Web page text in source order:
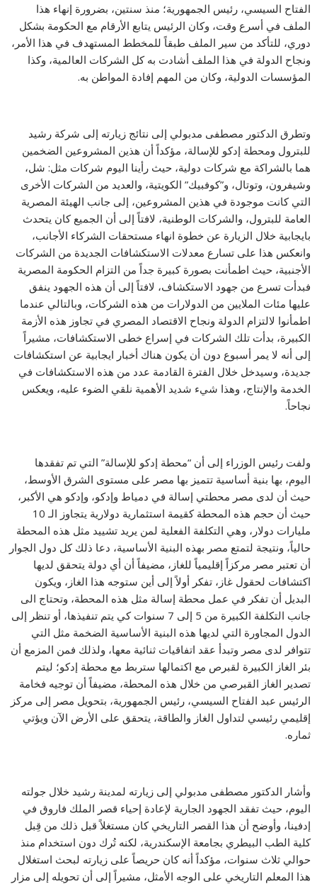
الفتاح السيسي، رئيس الجمهورية؛ منذ سنتين، بضرورة إنهاء هذا
الملف في أسرع وقت، وكان الرئيس يتابع الأرقام مع الحكومة بشكل
دوري، للتأكد من سير الملف طبقاً للمخطط المستهدف في هذا الأمر،
ونجاح الدولة في هذا الملف أشادت به كل الشركات العالمية، وكذا
المؤسسات الدولية، وكان من المهم إفادة المواطن به.
وتطرق الدكتور مصطفى مدبولي إلى نتائج زيارته إلى شركة رشيد
للبترول ومحطة إدكو للإسالة، مؤكداً أن هذين المشروعين الضخمين
هما بالشراكة مع شركات دولية، حيث رأينا اليوم شركات مثل: شل،
وشيفرون، وتوتال، و”كوفبيك” الكويتية، والعديد من الشركات الأخرى
التي كانت موجودة في هذين المشروعين، إلى جانب الهيئة المصرية
العامة للبترول، والشركات الوطنية، لافتاً إلى أن الجميع كان يتحدث
بايجابية خلال الزيارة عن خطوة انهاء مستحقات الشركاء الأجانب،
وانعكس هذا على تسارع معدلات الاستكشافات الجديدة من الشركات
الأجنبية، حيث اطمأنت بصورة كبيرة جداً من التزام الحكومة المصرية
فبدأت تسرع من جهود الاستكشاف، لافتاً إلى أن هذه الجهود ينفق
عليها مئات الملايين من الدولارات من هذه الشركات، وبالتالي عندما
اطمأنوا لالتزام الدولة ونجاح الاقتصاد المصري في تجاوز هذه الأزمة
الكبيرة، بدأت تلك الشركات في إسراع خطى الاستكشافات، مشيراً
إلى أنه لا يمر أسبوع دون أن يكون هناك أخبار ايجابية عن استكشافات
جديدة، وسيدخل خلال الفترة القادمة عدد من هذه الاستكشافات في
الخدمة والإنتاج، وهذا شيء شديد الأهمية نلقي الضوء عليه، ويعكس
نجاحاً.
ولفت رئيس الوزراء إلى أن “محطة إدكو للإسالة” التي تم تفقدها
اليوم، بها بنية أساسية تتميز بها مصر على مستوى الشرق الأوسط،
حيث أن لدى مصر محطتي إسالة في دمياط وإدكو، وإدكو هي الأكبر،
حيث أن حجم هذه المحطة كقيمة استثمارية دولارية يتجاوز الـ 10
مليارات دولار، وهي التكلفة الفعلية لمن يريد تشييد مثل هذه المحطة
حالياً، ونتيجة لتمتع مصر بهذه البنية الأساسية، دعا ذلك كل دول الجوار
أن تعتبر مصر مركزاً إقليمياً للغاز، مضيفاً أن أي دولة يتحقق لديها
اكتشافات لحقول غاز، تفكر أولاً إلى أين ستوجه هذا الغاز، ويكون
البديل أن تفكر في عمل محطة إسالة مثل هذه المحطة، وتحتاج الى
جانب التكلفة الكبيرة من 5 إلى 7 سنوات كي يتم تنفيذها، أو تنظر إلى
الدول المجاورة التي لديها هذه البنية الأساسية الضخمة مثل التي
تتوافر لدى مصر وتبدأ عقد اتفاقيات ثنائية معها، ولذلك فمن المزمع أن
بئر الغاز الكبيرة لقبرص مع اكتمالها ستربط مع محطة إدكو؛ ليتم
تصدير الغاز القبرصي من خلال هذه المحطة، مضيفاً أن توجيه فخامة
الرئيس عبد الفتاح السيسي، رئيس الجمهورية، بتحويل مصر إلى مركز
إقليمي رئيسي لتداول الغاز والطاقة، يتحقق على الأرض الآن ويؤتي
ثماره.
وأشار الدكتور مصطفى مدبولي إلى زيارته لمدينة رشيد خلال جولته
اليوم، حيث تفقد الجهود الجارية لإعادة إحياء قصر الملك فاروق في
إدفينا، وأوضح أن هذا القصر التاريخي كان مستغلاً قبل ذلك من قِبل
كلية الطب البيطري بجامعة الإسكندرية، لكنه تُرك دون استخدام منذ
حوالي ثلاث سنوات، مؤكداً أنه كان حريصاً على زيارته لبحث استغلال
هذا المعلم التاريخي على الوجه الأمثل، مشيراً إلى أن تحويله إلى مزار